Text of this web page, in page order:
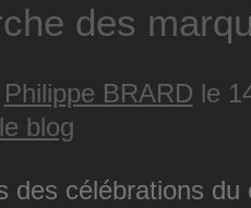
des
Philippe BRARD le
blog
des célébrations